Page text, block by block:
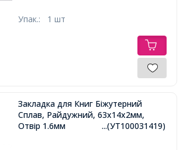
Упак.: 1 шт
Закладка для Книг Біжутерний
Сплав, Райдужний, 63х14х2мм,
Отвір 1.6мм
...(УТ100031419)